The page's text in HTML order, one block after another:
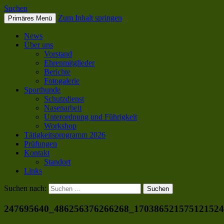
SC OG Biel-Pieterlen
Suchen
Primäres Menü Zum Inhalt springen
News
Über uns
Vorstand
Ehrenmitglieder
Berichte
Fotogalerie
Sporthunde
Schutzdienst
Nasenarbeit
Unterordnung und Führigkeit
Workshop
Tätigkeitsprogramm 2026
Prüfungen
Kontakt
Standort
Links
Suchen nach: